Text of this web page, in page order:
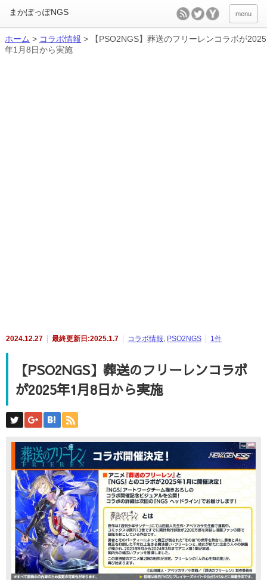
menu
ホーム > コラボ情報 >
【PSO2NGS】葬送のフリーレンコラボが2025
年1月8日から実施
2024.12.27 最終更新日:2025.1.7 コラボ情報, PSO2NGS 1件
【PSO2NGS】葬送のフリーレンコラボ
が2025年1月8日から実施